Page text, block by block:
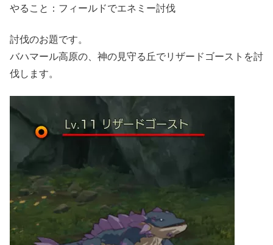
やること：フィールドでエネミー討伐
討伐のお題です。
バハマール高原の、神の見守る丘でリザードゴーストを討
伐します。